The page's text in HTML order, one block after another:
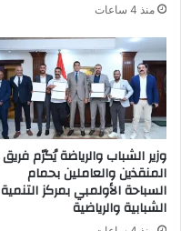
منذ 4 ساعات
وزير الشباب والرياضة يُكرّم فريق
المنقذين والعاملين بحمام
السباحة الأولمبي بمركز التنمية
الشبابية والرياضية